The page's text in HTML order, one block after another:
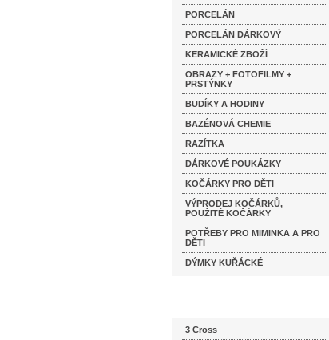
PORCELÁN
PORCELÁN DÁRKOVÝ
KERAMICKÉ ZBOŽÍ
OBRAZY + FOTOFILMY +
PRSTÝNKY
BUDÍKY A HODINY
BAZÉNOVÁ CHEMIE
RAZÍTKA
DÁRKOVÉ POUKÁZKY
KOČÁRKY PRO DĚTI
VÝPRODEJ KOČÁRKŮ,
POUŽITÉ KOČÁRKY
POTŘEBY PRO MIMINKA A PRO
DĚTI
DÝMKY KUŘÁCKÉ
3 Cross